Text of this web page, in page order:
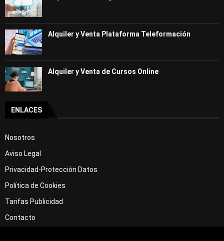
Alquiler y Venta Plataforma Teleformación
Alquiler y Venta de Cursos Online
ENLACES
Nosotros
Aviso Legal
Privacidad-Protección Datos
Política de Cookies
Tarifas Publicidad
Contacto